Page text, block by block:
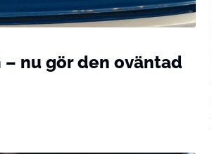
nu gör den oväntad